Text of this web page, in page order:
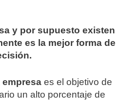
y por supuesto existen
es la mejor forma de
es el objetivo de
un alto porcentaje de